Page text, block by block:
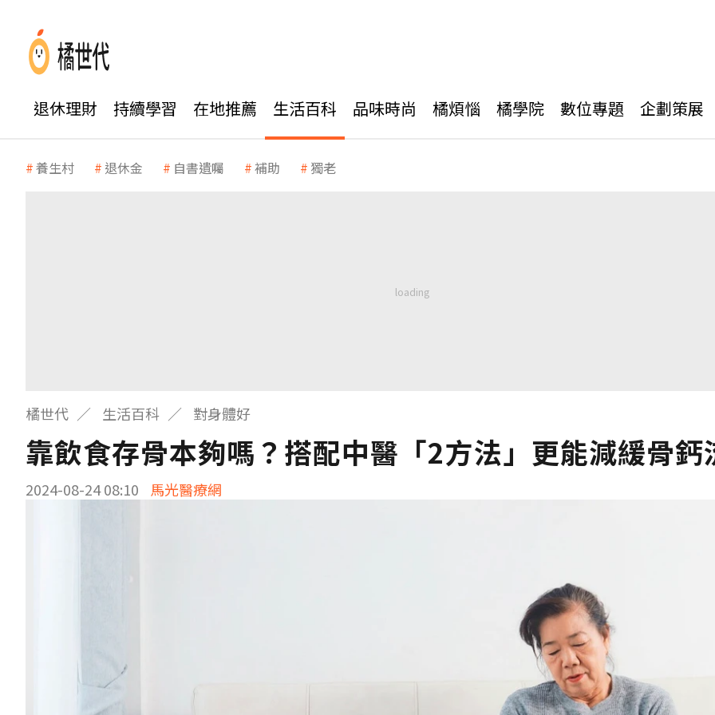
退休理財 持續學習 在地推薦 生活百科 品味時尚 橘煩惱 橘學院 數位專題 企劃策展
養生村 退休金 自書遺囑 補助 獨老
橘世代 生活百科 對身體好
靠飲食存骨本夠嗎？搭配中醫「2方法」更能減緩骨鈣
2024-08-24 08:10 馬光醫療網